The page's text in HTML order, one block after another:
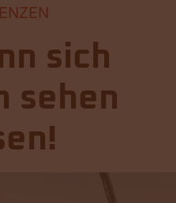
sich
sehen